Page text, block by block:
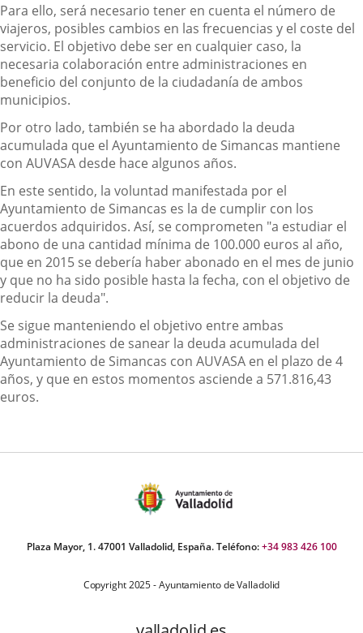
Para ello, será necesario tener en cuenta el número de
viajeros, posibles cambios en las frecuencias y el coste del
servicio. El objetivo debe ser en cualquier caso, la
necesaria colaboración entre administraciones en
beneficio del conjunto de la ciudadanía de ambos
municipios.
Por otro lado, también se ha abordado la deuda
acumulada que el Ayuntamiento de Simancas mantiene
con AUVASA desde hace algunos años.
En este sentido, la voluntad manifestada por el
Ayuntamiento de Simancas es la de cumplir con los
acuerdos adquiridos. Así, se comprometen "a estudiar el
abono de una cantidad mínima de 100.000 euros al año,
que en 2015 se debería haber abonado en el mes de junio
y que no ha sido posible hasta la fecha, con el objetivo de
reducir la deuda".
Se sigue manteniendo el objetivo entre ambas
administraciones de sanear la deuda acumulada del
Ayuntamiento de Simancas con AUVASA en el plazo de 4
años, y que en estos momentos asciende a 571.816,43
euros.
Plaza Mayor, 1. 47001 Valladolid, España. Teléfono:+34 983 426 100
Copyright 2025 - Ayuntamiento de Valladolid